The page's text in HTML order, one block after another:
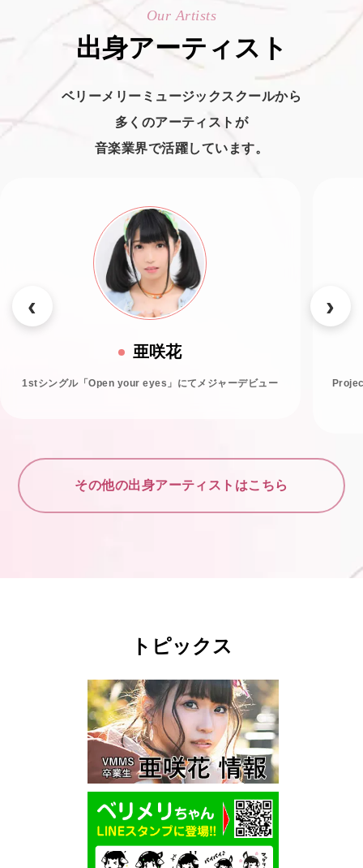
Our Artists
出身アーティスト
ベリーメリーミュージックスクールから
多くのアーティストが
音楽業界で活躍しています。
亜咲花
1stシングル「Open your eyes」にてメジャーデビュー
その他の出身アーティストはこちら
トピックス